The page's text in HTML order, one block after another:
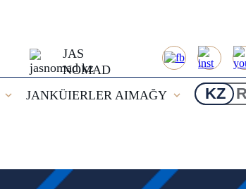
JAS
NOMAD
JANKÜIERLER AIMAĞY KZ